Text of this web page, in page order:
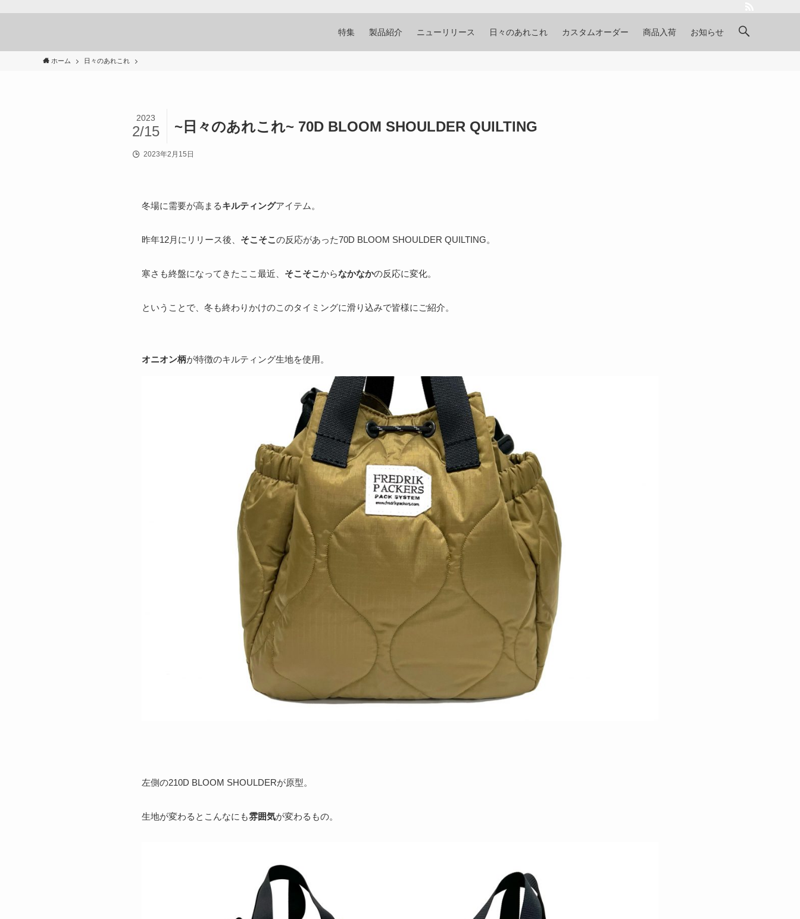
特集 製品紹介 ニューリリース 日々のあれこれ カスタムオーダー 商品入荷 お知らせ
ホーム 日々のあれこれ
~日々のあれこれ~ 70D BLOOM SHOULDER QUILTING
2023
2/15
2023年2月15日
冬場に需要が高まるキルティングアイテム。
昨年12月にリリース後、 そこそこの反応があった70D BLOOM SHOULDER QUILTING。
寒さも終盤になってきたここ最近、 そこそこからなかなかの反応に変化。
ということで、冬も終わりかけのこのタイミングに滑り込みで皆様にご紹介。
オニオン柄が特徴のキルティング生地を使用。
左側の210D BLOOM SHOULDERが原型。
生地が変わるとこんなにも雰囲気が変わるもの。